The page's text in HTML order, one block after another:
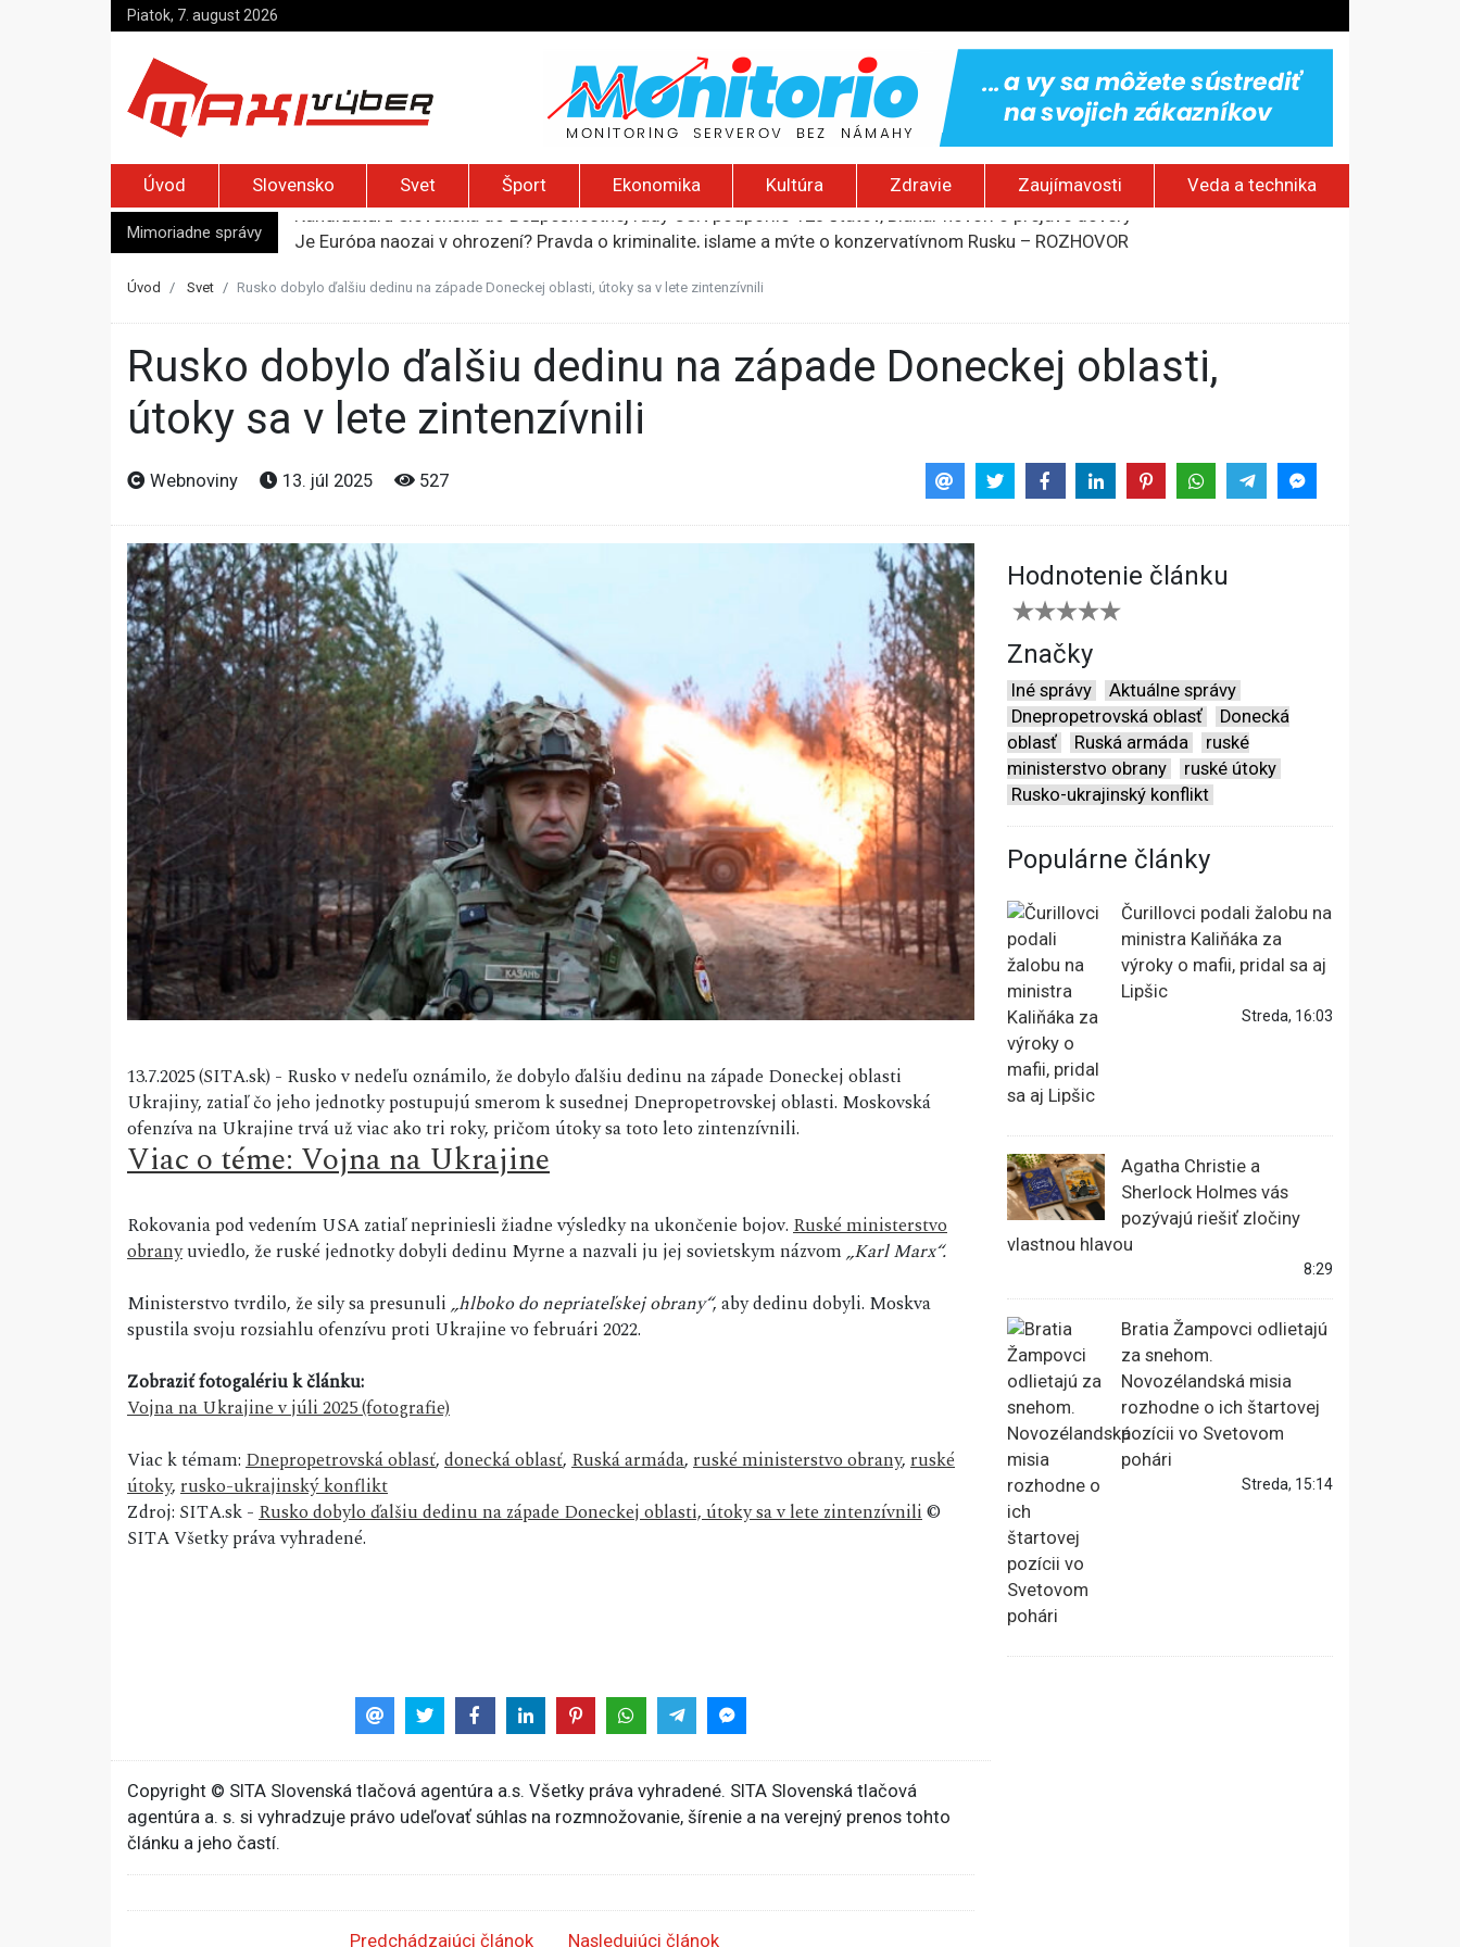
Piatok, 7. august 2026
Úvod Slovensko Svet Šport Ekonomika Kultúra Zdravie Zaujímavosti Veda a technika
Mimoriadne správy
Kandidatúru Slovenska do Bezpečnostnej rady OSN podporilo 123 štátov, Blanár hovorí o prejave dôvery
Je Európa naozaj v ohrození? Pravda o kriminalite, islame a mýte o konzervatívnom Rusku – ROZHOVOR
Kyjev žiada EÚ o 220 miliónov eur na pomoc farmárom, ktorých postihla blokáda prístavov
Úvod Svet Rusko dobylo ďalšiu dedinu na západe Doneckej oblasti, útoky sa v lete zintenzívnili
Rusko dobylo ďalšiu dedinu na západe Doneckej oblasti,
útoky sa v lete zintenzívnili
Webnoviny 13. júl 2025 527
13.7.2025 (SITA.sk) - Rusko v nedeľu oznámilo, že dobylo ďalšiu dedinu na západe Doneckej oblasti
Ukrajiny, zatiaľ čo jeho jednotky postupujú smerom k susednej Dnepropetrovskej oblasti. Moskovská
ofenzíva na Ukrajine trvá už viac ako tri roky, pričom útoky sa toto leto zintenzívnili.
Viac o téme: Vojna na Ukrajine
Rokovania pod vedením USA zatiaľ nepriniesli žiadne výsledky na ukončenie bojov.Ruské ministerstvo
obranyuviedlo, že ruské jednotky dobyli dedinu Myrne a nazvali ju jej sovietskym názvom„Karl Marx“.
Ministerstvo tvrdilo, že sily sa presunuli„hlboko do nepriateľskej obrany“, aby dedinu dobyli. Moskva
spustila svoju rozsiahlu ofenzívu proti Ukrajine vo februári 2022.
Zobraziť fotogalériu k článku:
Vojna na Ukrajine v júli 2025 (fotografie)
Viac k témam:Dnepropetrovská oblasť,donecká oblasť,Ruská armáda,ruské ministerstvo obrany,ruské
útoky,rusko-ukrajinský konflikt
Zdroj: SITA.sk -Rusko dobylo ďalšiu dedinu na západe Doneckej oblasti, útoky sa v lete zintenzívnili©
SITA Všetky práva vyhradené.
Hodnotenie článku
Značky
Iné správy
Aktuálne správy
Dnepropetrovská oblasť
Donecká
oblasť
Ruská armáda
ruské
ministerstvo obrany
ruské útoky
Rusko-ukrajinský konflikt
Populárne články
Čurillovci podali žalobu na
ministra Kaliňáka za
výroky o mafii, pridal sa aj
Lipšic
Streda, 16:03
Agatha Christie a
Sherlock Holmes vás
pozývajú riešiť zločiny
vlastnou hlavou
8:29
Bratia Žampovci odlietajú
za snehom.
Novozélandská misia
rozhodne o ich štartovej
pozícii vo Svetovom
pohári
Streda, 15:14
Copyright © SITA Slovenská tlačová agentúra a.s. Všetky práva vyhradené. SITA Slovenská tlačová
agentúra a. s. si vyhradzuje právo udeľovať súhlas na rozmnožovanie, šírenie a na verejný prenos tohto
článku a jeho častí.
Predchádzajúci článok Nasledujúci článok